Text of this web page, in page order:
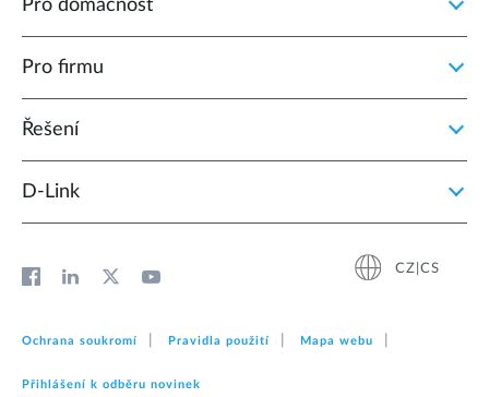
Pro domácnost
Pro firmu
Řešení
D‑Link
CZ|CS
Ochrana soukromí Pravidla použití Mapa webu
Přihlášení k odběru novinek